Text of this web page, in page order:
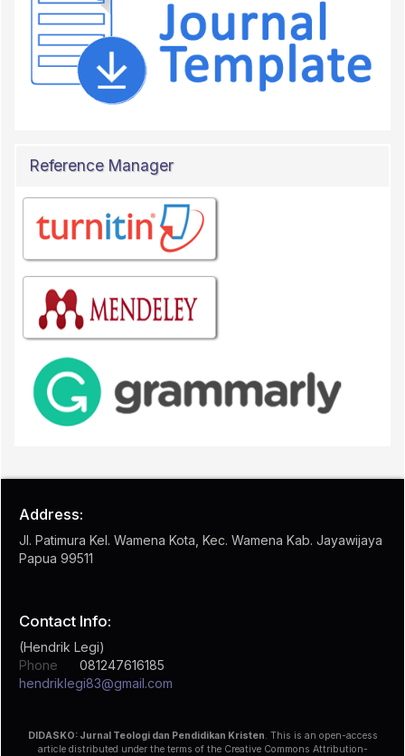
Reference Manager
Address:
Jl. Patimura Kel. Wamena Kota, Kec. Wamena Kab. Jayawijaya
Papua 99511
Contact Info:
(Hendrik Legi)
Phone
081247616185
hendriklegi83@gmail.com
DIDASKO: Jurnal Teologi dan Pendidikan Kristen . This is an open-access
article distributed under the terms of the Creative Commons Attribution-